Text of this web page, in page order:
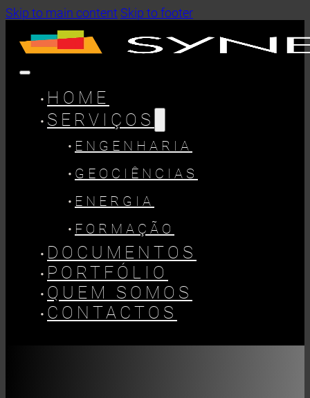
Skip to main content Skip to footer
HOME
SERVIÇOS
ENGENHARIA
GEOCIÊNCIAS
ENERGIA
FORMAÇÃO
DOCUMENTOS
PORTFÓLIO
QUEM SOMOS
CONTACTOS